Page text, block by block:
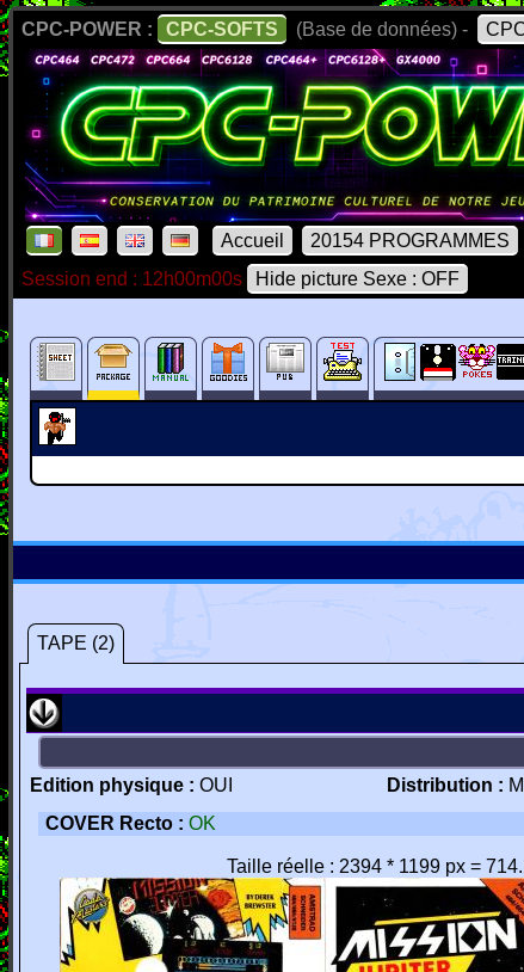
CPC-POWER : CPC-SOFTS (Base de données) -
Accueil 20154 PROGRAMMES
Session end : 12h00m00s
Hide picture Sexe : OFF
TAPE (2)
Edition physique : OUI Distribution :
COVER Recto : OK
Taille réelle : 2394 * 1199 px =